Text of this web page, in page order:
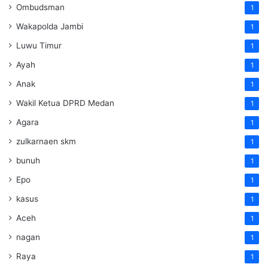
Ombudsman 1
Wakapolda Jambi 1
Luwu Timur 1
Ayah 1
Anak 1
Wakil Ketua DPRD Medan 1
Agara 1
zulkarnaen skm 1
bunuh 1
Epo 1
kasus 1
Aceh 1
nagan 1
Raya 1